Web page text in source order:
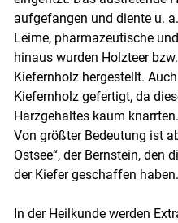
aufgefangen und diente u.
Leime, pharmazeutische
hinaus wurden Holzteer
Kiefernholz hergestellt.
Kiefernholz gefertigt, da
Harzgehaltes kaum knarrten.
Von größter Bedeutung ist
Ostsee“, der Bernstein, den
der Kiefer geschaffen haben.
In der Heilkunde werden